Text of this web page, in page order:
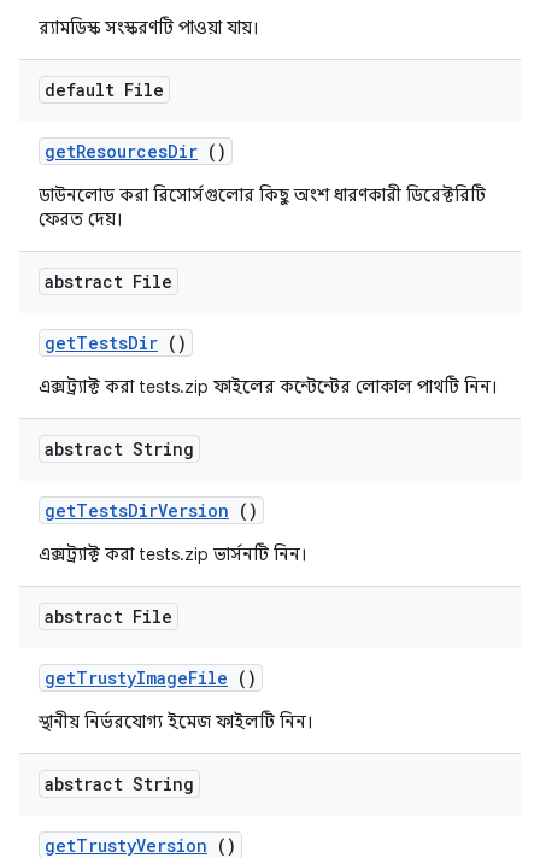
র‍্যামডিস্ক সংস্করণটি পাওয়া যায়।
default File
getResourcesDir ()
ডাউনলোড করা রিসোর্সগুলোর কিছু অংশ ধারণকারী ডিরেক্টরিটি
ফেরত দেয়।
abstract File
getTestsDir ()
এক্সট্র্যাক্ট করা tests.zip ফাইলের কন্টেন্টের লোকাল পাথটি নিন।
abstract String
getTestsDirVersion ()
এক্সট্র্যাক্ট করা tests.zip ভার্সনটি নিন।
abstract File
getTrustyImageFile ()
স্থানীয় নির্ভরযোগ্য ইমেজ ফাইলটি নিন।
abstract String
getTrustyVersion ()